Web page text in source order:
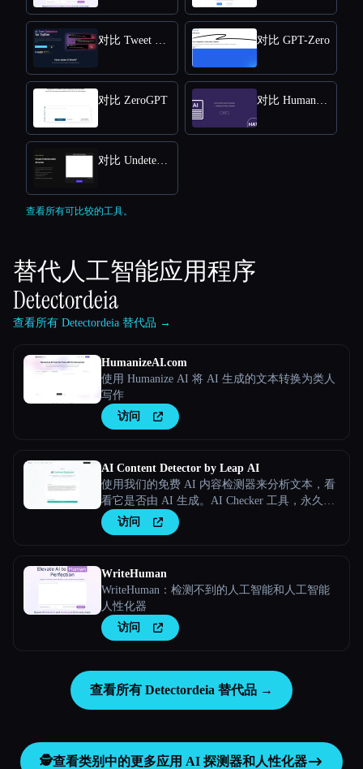
对比 Tweet Detective 对比 GPT-Zero
对比 ZeroGPT 对比 Humanize AI Text
对比 Undetectable AI
查看所有可比较的工具。
替代人工智能应用程序
Detectordeia
查看所有 Detectordeia 替代品 →
HumanizeAI.com
使用 Humanize AI 将 AI 生成的文本转换为类人
写作
访问
AI Content Detector by Leap AI
使用我们的免费 AI 内容检测器来分析文本，看
看它是否由 AI 生成。AI Checker 工具，永久免
费。访问
WriteHuman
WriteHuman：检测不到的人工智能和人工智能
人性化器
访问
查看所有 Detectordeia 替代品 →
🕵️查看类别中的更多应用 AI 探测器和人性化器